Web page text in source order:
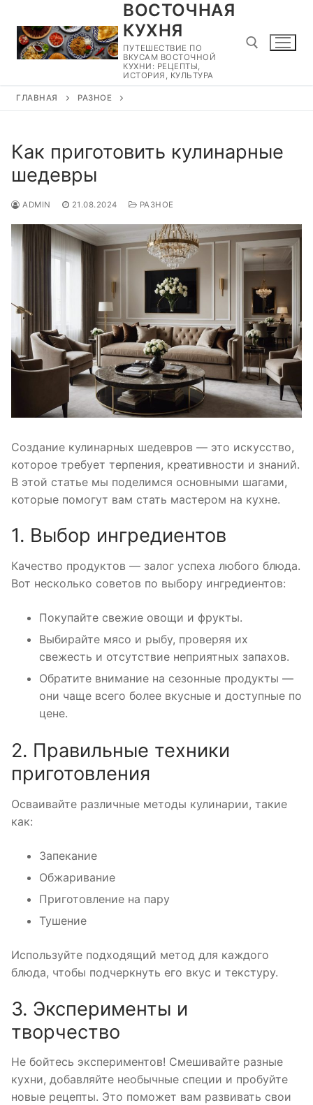
содержимому
ВОСТОЧНАЯ
КУХНЯ
ПУТЕШЕСТВИЕ ПО
ВКУСАМ ВОСТОЧНОЙ
КУХНИ: РЕЦЕПТЫ,
ИСТОРИЯ, КУЛЬТУРА
ГЛАВНАЯ РАЗНОЕ
Как приготовить кулинарные
шедевры
ADMIN 21.08.2024 РАЗНОЕ
Создание кулинарных шедевров — это искусство,
которое требует терпения, креативности и знаний.
В этой статье мы поделимся основными шагами,
которые помогут вам стать мастером на кухне.
1. Выбор ингредиентов
Качество продуктов — залог успеха любого блюда.
Вот несколько советов по выбору ингредиентов:
Покупайте свежие овощи и фрукты.
Выбирайте мясо и рыбу, проверяя их
свежесть и отсутствие неприятных запахов.
Обратите внимание на сезонные продукты —
они чаще всего более вкусные и доступные по
цене.
2. Правильные техники
приготовления
Осваивайте различные методы кулинарии, такие
как:
Запекание
Обжаривание
Приготовление на пару
Тушение
Используйте подходящий метод для каждого
блюда, чтобы подчеркнуть его вкус и текстуру.
3. Эксперименты и
творчество
Не бойтесь экспериментов! Смешивайте разные
кухни, добавляйте необычные специи и пробуйте
новые рецепты. Это поможет вам развивать свои